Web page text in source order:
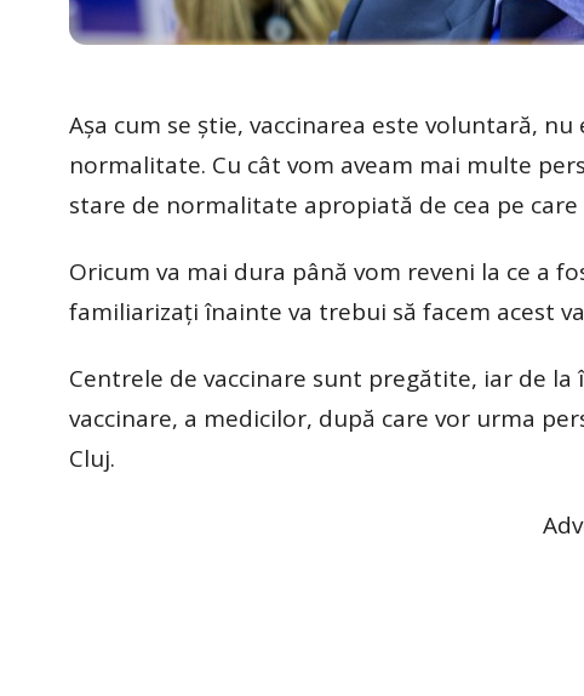
Așa cum se știe, vaccinarea este voluntară,
normalitate. Cu cât vom aveam mai multe
stare de normalitate apropiată de cea pe care
Oricum va mai dura până vom reveni la ce a
familiarizați înainte va trebui să facem acest
Centrele de vaccinare sunt pregătite, iar de
vaccinare, a medicilor, după care vor urma
Cluj.